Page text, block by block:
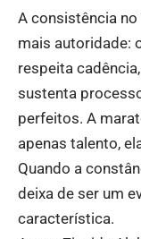
A consistência
mais autoridade:
respeita
sustenta
perfeitos. A
apenas talento,
Quando a
deixa de ser um
característica.